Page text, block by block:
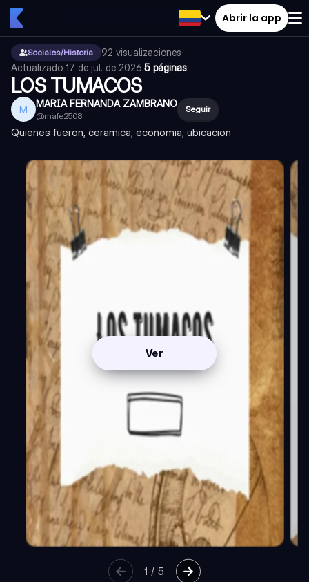
Abrir la app
Sociales/Historia 92 visualizaciones·
Actualizado 17 de jul. de 2026·5 páginas
LOS TUMACOS
M MARIA FERNANDA ZAMBRANO
@mafe2508
Seguir
Quienes fueron, ceramica, economia, ubicacion
Ver
1 /5